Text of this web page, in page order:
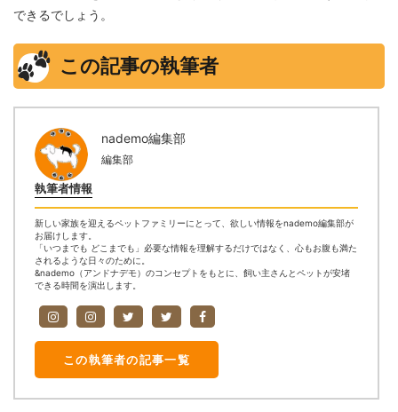
できるでしょう。
この記事の執筆者
執筆者情報
nademo編集部
編集部
新しい家族を迎えるペットファミリーにとって、欲しい情報をnademo編集部が
お届けします。
「いつまでも どこまでも」必要な情報を理解するだけではなく、心もお腹も満た
されるような日々のために。
&nademo（アンドナデモ）のコンセプトをもとに、飼い主さんとペットが安堵
できる時間を演出します。
この執筆者の記事一覧